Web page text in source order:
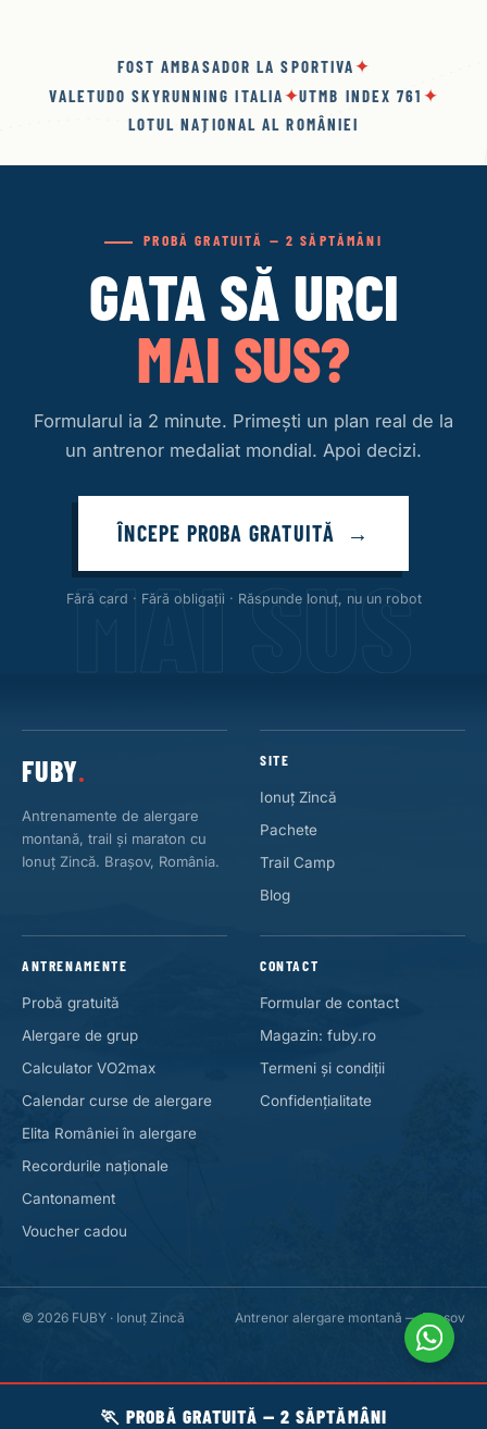
FOST AMBASADOR LA SPORTIVA✦
VALETUDO SKYRUNNING ITALIA✦UTMB INDEX 761 ✦
LOTUL NAȚIONAL AL ROMÂNIEI
MAI SUS
PROBĂ GRATUITĂ — 2 SĂPTĂMÂNI
GATA SĂ URCI
MAI SUS?
Formularul ia 2 minute. Primești un plan real de la
un antrenor medaliat mondial. Apoi decizi.
ÎNCEPE PROBA GRATUITĂ
Fără card · Fără obligații · Răspunde Ionuț, nu un robot
FUBY.
Antrenamente de alergare
montană, trail și maraton cu
Ionuț Zincă. Brașov, România.
SITE
Ionuț Zincă
Pachete
Trail Camp
Blog
ANTRENAMENTE
Probă gratuită
Alergare de grup
Calculator VO2max
Calendar curse de alergare
Elita României în alergare
Recordurile naționale
Cantonament
Voucher cadou
CONTACT
Formular de contact
Magazin: fuby.ro
Termeni și condiții
Confidențialitate
© 2026 FUBY · Ionuț Zincă Antrenor alergare montană — Brașov
🏃 PROBĂ GRATUITĂ — 2 SĂPTĂMÂNI